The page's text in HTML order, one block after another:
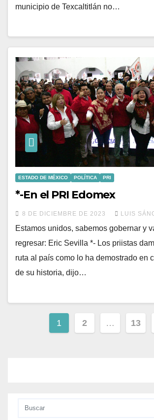
municipio de Texcaltitlán no…
ESTADO DE MÉXICO POLÍTICA PRI
*-En el PRI Edomex
8 DE DICIEMBRE DE 2023 LUIS
Estamos unidos, sabemos gobernar y
regresar: Eric Sevilla *- Los priistas
ruta al país como lo ha demostrado en
de su historia, dijo…
1 2 … 13